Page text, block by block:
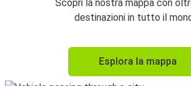
Scopri la nostra mappa con
destinazioni in tutto il
Esplora la mappa